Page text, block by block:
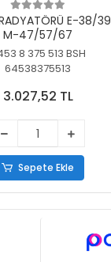
E-38/39
M-47/57/67
8 375 513 BSH
64538375513
3.027,52 TL
Sepete Ekle